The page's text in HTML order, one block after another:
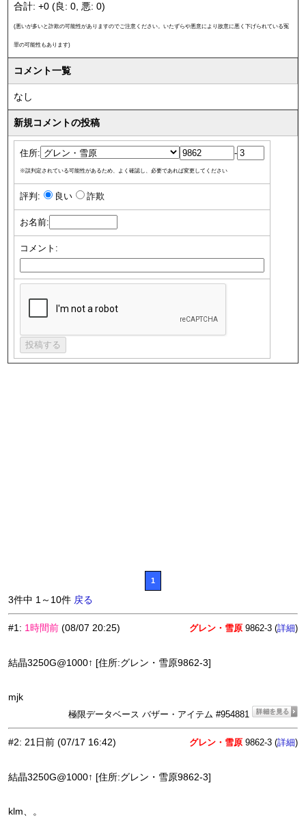
合計: +0 (良: 0, 悪: 0)
(悪いが多いと詐欺の可能性がありますのでご注意ください。いたずらや悪意により故意に悪く下げられている冤
罪の可能性もあります)
コメント一覧
なし
新規コメントの投稿
住所: -
※誤判定されている可能性があるため、よく確認し、必要であれば変更してください
評判: 良い 詐欺
お名前:
コメント:
1
3件中 1～10件 戻る
#1: 1時間前 (08/07 20:25) グレン・雪原 9862-3 (詳細)
結晶3250G@1000↑ [住所:グレン・雪原9862-3]
mjk
極限データベース バザー・アイテム #954881
#2: 21日前 (07/17 16:42) グレン・雪原 9862-3 (詳細)
結晶3250G@1000↑ [住所:グレン・雪原9862-3]
klm、。